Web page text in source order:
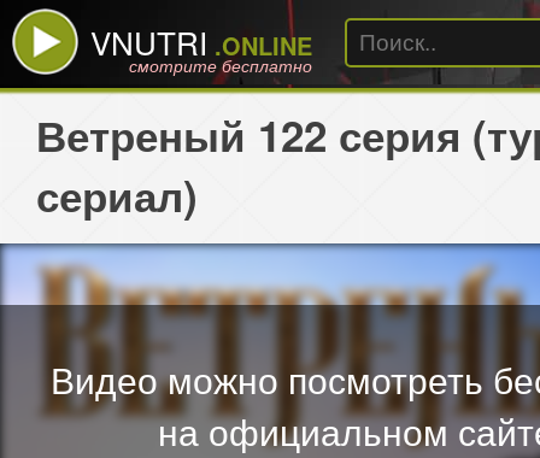
VNUTRI .ONLINE
смотрите бесплатно
Ветреный 122 серия
сериал)
Видео можно посмотреть
на официальном